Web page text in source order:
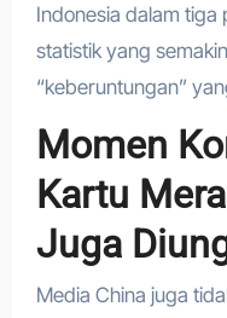
Indonesia dalam
statistik yang
“keberuntungan”
Momen
Kartu
Juga
Media China juga